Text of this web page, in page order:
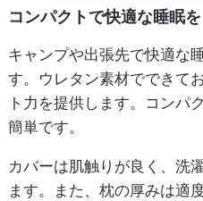
コンパクトで快適な睡眠を
キャンプや出張先で快適な
す。ウレタン素材でできて
ト力を提供します。コンパ
簡単です。
カバーは肌触りが良く、洗
ます。また、枕の厚みは適